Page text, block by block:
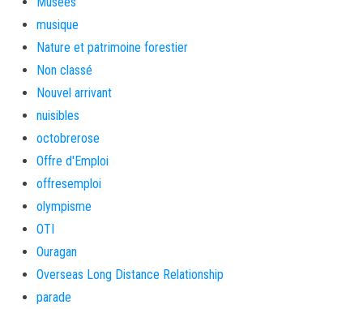
musique
Nature et patrimoine forestier
Non classé
Nouvel arrivant
nuisibles
octobrerose
Offre d'Emploi
offresemploi
olympisme
OTI
Ouragan
Overseas Long Distance Relationship
parade